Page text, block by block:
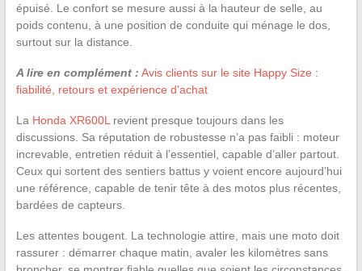
épuisé. Le confort se mesure aussi à la hauteur de selle, au
poids contenu, à une position de conduite qui ménage le dos,
surtout sur la distance.
A lire en complément : Avis clients sur le site Happy Size :
fiabilité, retours et expérience d'achat
La Honda XR600L revient presque toujours dans les
discussions. Sa réputation de robustesse n’a pas faibli : moteur
increvable, entretien réduit à l’essentiel, capable d’aller partout.
Ceux qui sortent des sentiers battus y voient encore aujourd’hui
une référence, capable de tenir tête à des motos plus récentes,
bardées de capteurs.
Les attentes bougent. La technologie attire, mais une moto doit
rassurer : démarrer chaque matin, avaler les kilomètres sans